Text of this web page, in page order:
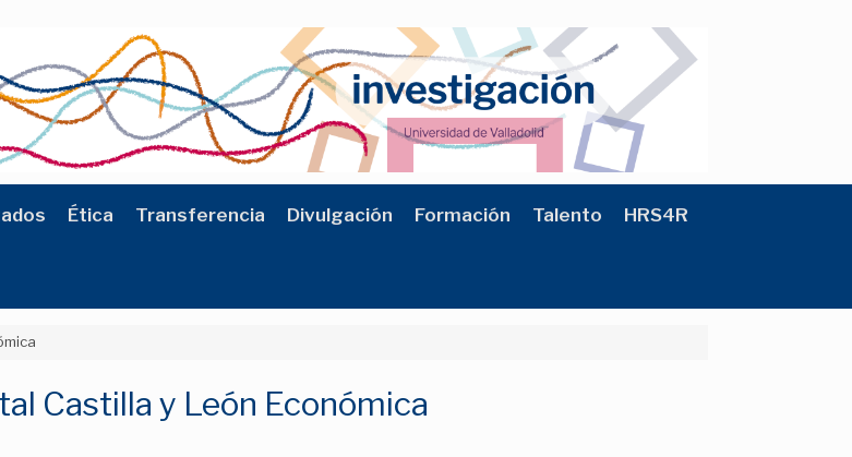
Ética Transferencia Divulgación Formación Talento HRS4R
Castilla y León Económica